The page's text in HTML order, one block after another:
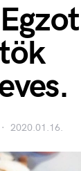
2020.01.16.